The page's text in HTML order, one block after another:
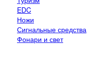
EDC
Ножи
Сигнальные средства
Фонари и свет